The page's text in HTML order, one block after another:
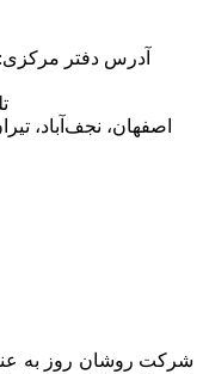
آدرس دفتر مرکزی:
اصفهان، نجف‌آباد،
شرکت روشان روز به